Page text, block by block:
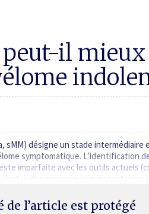
il
désigne un stade intermédiaire
symptomatique. L’identification
imparfaite avec les outils actuels
à-dire mesurés à un instant
de l’article est protégé